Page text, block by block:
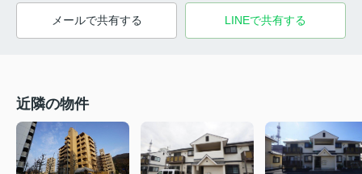
メールで共有する LINEで共有する
近隣の物件